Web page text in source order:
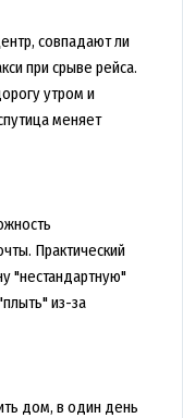
совпадают ли
при срыве рейса.
утром и
меняет
Практический
"нестандартную"
из-за
дом, в один день